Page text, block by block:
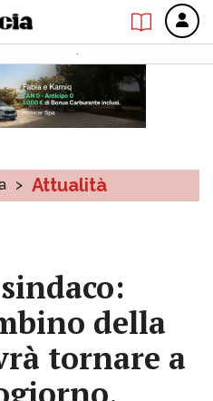
> Attualità
della
tornare a